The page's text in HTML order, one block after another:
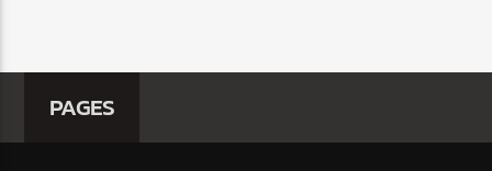
PAGES